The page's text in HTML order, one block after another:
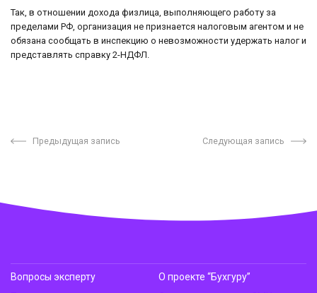
Так, в отношении дохода физлица, выполняющего работу за
пределами РФ, организация не признается налоговым агентом и не
обязана сообщать в инспекцию о невозможности удержать налог и
представлять справку 2-НДФЛ.
Предыдущая запись Следующая запись
Вопросы эксперту
О проекте “Бухгуру”